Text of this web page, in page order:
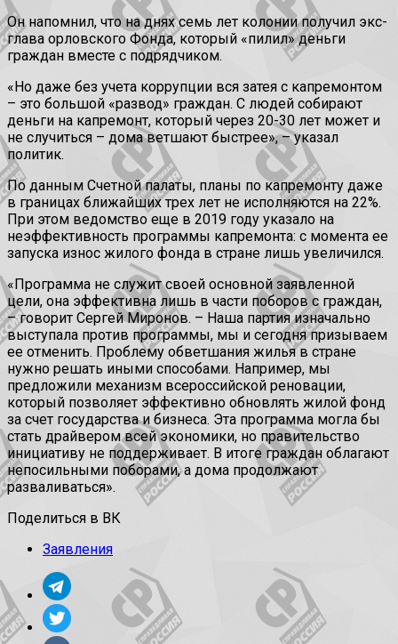
Он напомнил, что на днях семь лет колонии получил экс-
глава орловского Фонда, который «пилил» деньги
граждан вместе с подрядчиком.
«Но даже без учета коррупции вся затея с капремонтом
– это большой «развод» граждан. С людей собирают
деньги на капремонт, который через 20-30 лет может и
не случиться – дома ветшают быстрее», – указал
политик.
По данным Счетной палаты, планы по капремонту даже
в границах ближайших трех лет не исполняются на 22%.
При этом ведомство еще в 2019 году указало на
неэффективность программы капремонта: с момента ее
запуска износ жилого фонда в стране лишь увеличился.
«Программа не служит своей основной заявленной
цели, она эффективна лишь в части поборов с граждан,
– говорит Сергей Миронов. – Наша партия изначально
выступала против программы, мы и сегодня призываем
ее отменить. Проблему обветшания жилья в стране
нужно решать иными способами. Например, мы
предложили механизм всероссийской реновации,
который позволяет эффективно обновлять жилой фонд
за счет государства и бизнеса. Эта программа могла бы
стать драйвером всей экономики, но правительство
инициативу не поддерживает. В итоге граждан облагают
непосильными поборами, а дома продолжают
разваливаться».
Поделиться в ВК
Заявления